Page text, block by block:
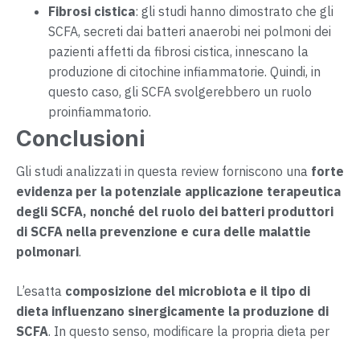
Fibrosi cistica: gli studi hanno dimostrato che gli
SCFA, secreti dai batteri anaerobi nei polmoni dei
pazienti affetti da fibrosi cistica, innescano la
produzione di citochine infiammatorie. Quindi, in
questo caso, gli SCFA svolgerebbero un ruolo
proinfiammatorio.
Conclusioni
Gli studi analizzati in questa review forniscono una forte
evidenza per la potenziale applicazione terapeutica
degli SCFA, nonché del ruolo dei batteri produttori
di SCFA nella prevenzione e cura delle malattie
polmonari.
L’esatta composizione del microbiota e il tipo di
dieta influenzano sinergicamente la produzione di
SCFA. In questo senso, modificare la propria dieta per